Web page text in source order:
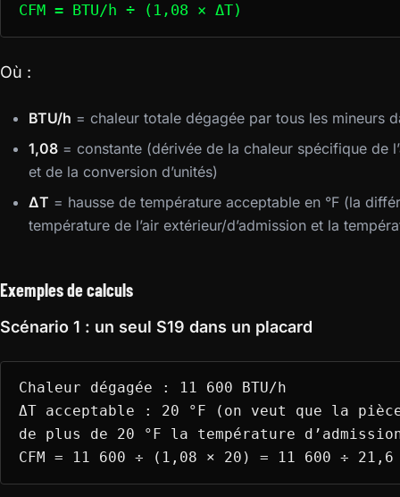
CFM = BTU/h ÷ (1,08 × ΔT)
Où :
BTU/h = chaleur totale dégagée par tous les mineurs
1,08 = constante (dérivée de la chaleur spécifique de
et de la conversion d’unités)
ΔT = hausse de température acceptable en °F (la
température de l’air extérieur/d’admission et la
Exemples de calculs
Scénario 1 : un seul S19 dans un placard
Chaleur dégagée : 11 600 BTU/h
ΔT acceptable : 20 °F (on veut que la pièce
de plus de 20 °F la température
CFM = 11 600 ÷ (1,08 × 20) = 11 600 ÷